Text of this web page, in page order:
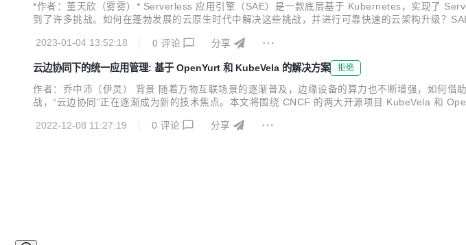
*作者：董天欣（雾雾）* Serverless 应用引擎（SAE）是一款底层基于 Kubernetes，实现了
到了许多挑战。如何在蓬勃发展的云原生时代中解决这些挑战，并进行可靠快速的云架构升级？
2023-01-04 13:52:18
0 评论 分享
云边协同下的统一应用管理: 基于 OpenYurt 和 KubeVela 的解决方案 拒绝
作者：乔中沛（伊灵） 背景 随着万物互联场景的逐渐普及，边缘设备的算力也不断增强，如何
战，“云边协同”正在逐渐成为新的技术焦点。本文将围绕 CNCF 的两大开源项目 KubeVela 和
2022-12-08 11:27:19
0 评论 分享